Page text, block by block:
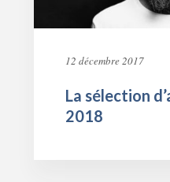
12 décembre 2017
La sélection
2018